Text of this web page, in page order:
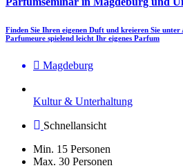
Finden Sie Ihren eigenen Duft und kreieren Sie
Parfumeure spielend leicht Ihr eigenes Parfum
Magdeburg
Kultur & Unterhaltung
Schnellansicht
Min. 15 Personen
Max. 30 Personen